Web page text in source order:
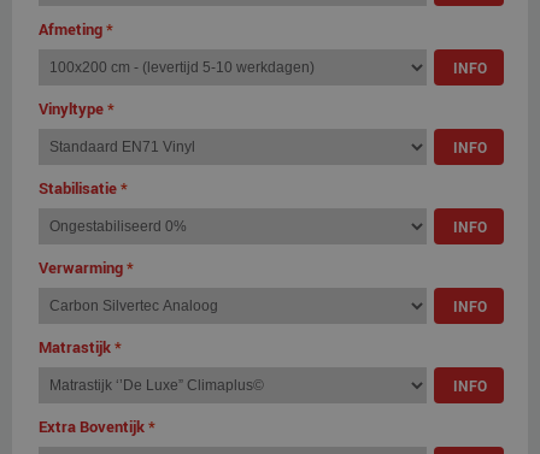
Afmeting*
INFO
Vinyltype*
INFO
Stabilisatie*
INFO
Verwarming*
INFO
Matrastijk*
INFO
Extra Boventijk*